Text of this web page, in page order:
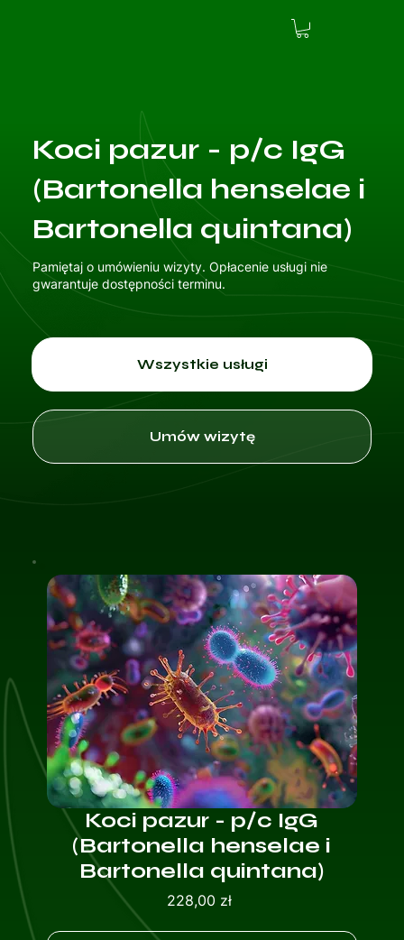
Koci pazur - p/c IgG
(Bartonella henselae i
Bartonella quintana)
Pamiętaj o umówieniu wizyty. Opłacenie usługi nie
gwarantuje dostępności terminu.
Wszystkie usługi
Umów wizytę
Koci pazur - p/c IgG
(Bartonella henselae i
Bartonella quintana)
228,00 złCena